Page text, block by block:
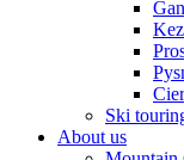
Ski
About us